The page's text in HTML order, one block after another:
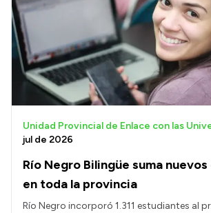
Río Negro Bilingüe suma
en toda la provincia
Unidad Provincial de Enlace con las
jul de 2026
Río Negro incorporó 1.311 estudiantes al